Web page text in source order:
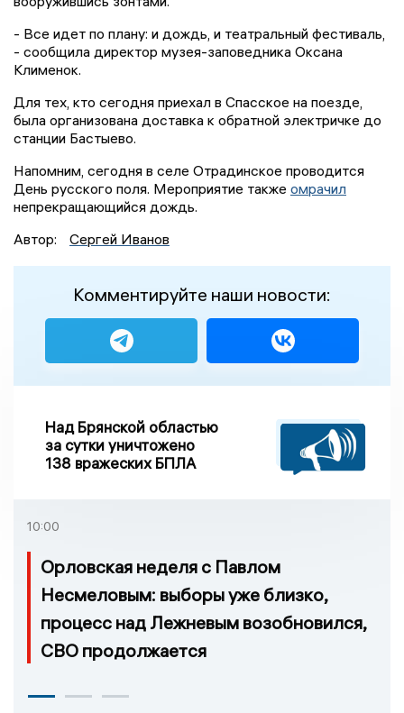
- Все идет по плану: и дождь, и театральный фестиваль,
- сообщила директор музея-заповедника Оксана
Клименок.
Для тех, кто сегодня приехал в Спасское на поезде,
была организована доставка к обратной электричке до
станции Бастыево.
Напомним, сегодня в селе Отрадинское проводится
День русского поля. Мероприятие также омрачил
непрекращающийся дождь.
Автор:
Сергей Иванов
Комментируйте наши новости:
Над Брянской областью
за сутки уничтожено
138 вражеских БПЛА
10:00
Орловская неделя с Павлом
Несмеловым: выборы уже близко,
процесс над Лежневым возобновился,
СВО продолжается